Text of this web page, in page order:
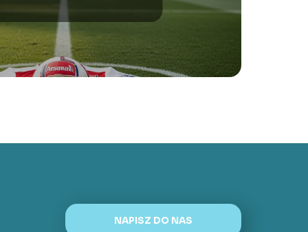
NAPISZ DO NAS